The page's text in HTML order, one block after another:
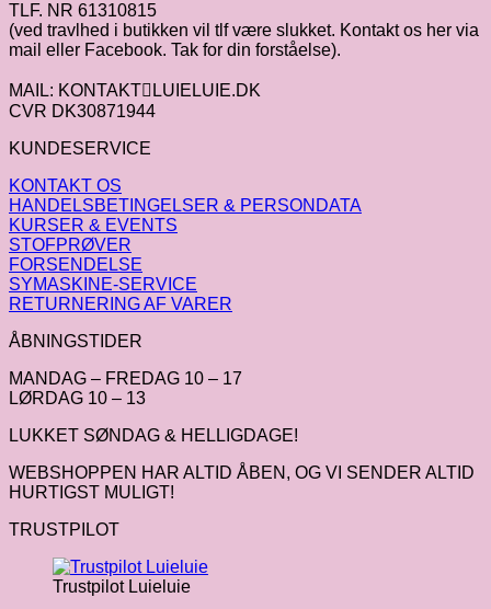
TLF. NR 61310815
(ved travlhed i butikken vil tlf være slukket. Kontakt os her via
mail eller Facebook. Tak for din forståelse).
MAIL: KONTAKTLUIELUIE.DK
CVR DK30871944
KUNDESERVICE
KONTAKT OS
HANDELSBETINGELSER & PERSONDATA
KURSER & EVENTS
STOFPRØVER
FORSENDELSE
SYMASKINE-SERVICE
RETURNERING AF VARER
ÅBNINGSTIDER
MANDAG – FREDAG 10 – 17
LØRDAG 10 – 13
LUKKET SØNDAG & HELLIGDAGE!
WEBSHOPPEN HAR ALTID ÅBEN, OG VI SENDER ALTID
HURTIGST MULIGT!
TRUSTPILOT
Trustpilot Luieluie